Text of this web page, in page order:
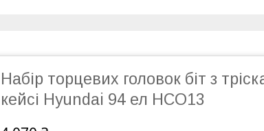
Набір торцевих головок біт з
кейсі Hyundai 94 ел HCO13